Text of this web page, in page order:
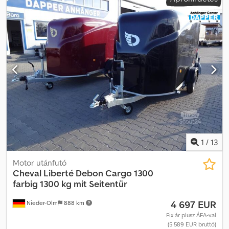
1 / 13
Nieder-Olm 888 km
Motor utánfutó
Cheval Liberté Debon Cargo 1300
farbig 1300 kg mit Seitentür
4 697 EUR
Fix ár plusz ÁFA-val
(5 589 EUR bruttó)